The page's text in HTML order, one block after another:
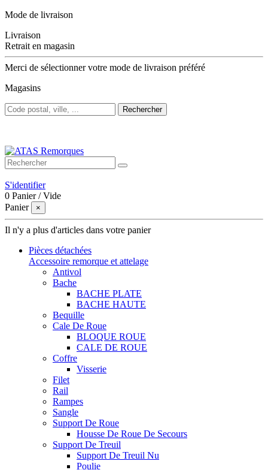
Mode de livraison
Livraison
Retrait en magasin
Merci de sélectionner votre mode de livraison préféré
Magasins
Rechercher
S'identifier
0 Panier /Vide
Panier
×
Il n'y a plus d'articles dans votre panier
Pièces détachées
Accessoire remorque et attelage
Antivol
Bache
BACHE PLATE
BACHE HAUTE
Bequille
Cale De Roue
BLOQUE ROUE
CALE DE ROUE
Coffre
Visserie
Filet
Rail
Rampes
Sangle
Support De Roue
Housse De Roue De Secours
Support De Treuil
Support De Treuil Nu
Poulie